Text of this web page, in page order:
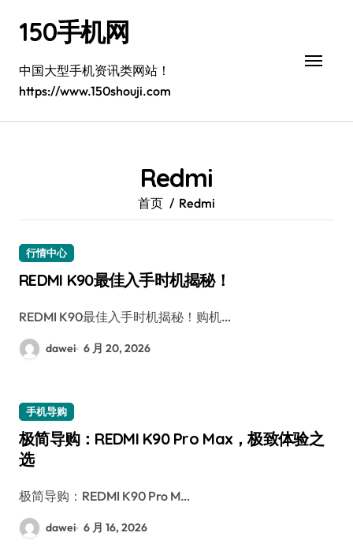
150手机网
中国大型手机资讯类网站！
https://www.150shouji.com
Redmi
首页 Redmi
行情中心
REDMI K90最佳入手时机揭秘！
REDMI K90最佳入手时机揭秘！购机…
dawei 6 月 20, 2026
手机导购
极简导购：REDMI K90 Pro Max，极致体验之
选
极简导购：REDMI K90 Pro M…
dawei 6 月 16, 2026